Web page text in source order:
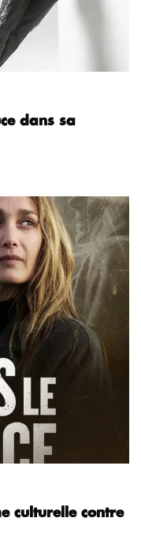
dans sa
culturelle contre